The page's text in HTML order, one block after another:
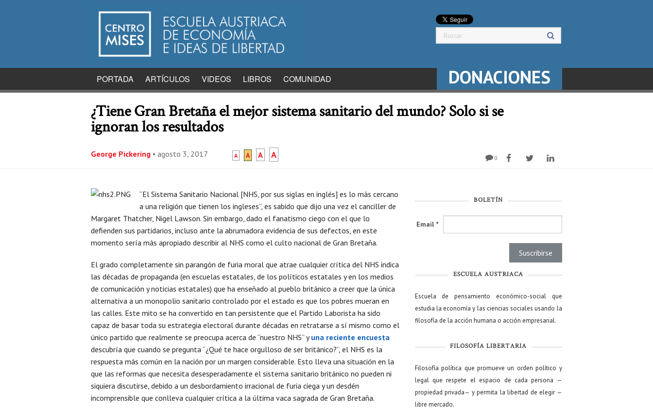
PORTADA ARTÍCULOS VIDEOS LIBROS COMUNIDAD DONACIONES
¿Tiene Gran Bretaña el mejor sistema sanitario del mundo? Solo si se
ignoran los resultados
George Pickering • agosto 3, 2017 A A A A 0
“El Sistema Sanitario Nacional [NHS, por sus siglas en inglés] es lo más cercano
a una religión que tienen los ingleses”, es sabido que dijo una vez el canciller de
Margaret Thatcher, Nigel Lawson. Sin embargo, dado el fanatismo ciego con el que lo
defienden sus partidarios, incluso ante la abrumadora evidencia de sus defectos, en este
momento sería más apropiado describir al NHS como el culto nacional de Gran Bretaña.
El grado completamente sin parangón de furia moral que atrae cualquier crítica del NHS indica
las décadas de propaganda (en escuelas estatales, de los políticos estatales y en los medios
de comunicación y noticias estatales) que ha enseñado al pueblo británico a creer que la única
alternativa a un monopolio sanitario controlado por el estado es que los pobres mueran en
las calles. Este mito se ha convertido en tan persistente que el Partido Laborista ha sido
capaz de basar toda su estrategia electoral durante décadas en retratarse a sí mismo como el
único partido que realmente se preocupa acerca de “nuestro NHS” yuna reciente encuesta
descubría que cuando se pregunta “¿Qué te hace orgulloso de ser británico?”, el NHS es la
respuesta más común en la nación por un margen considerable. Esto lleva una situación en la
que las reformas que necesita desesperadamente el sistema sanitario británico no pueden ni
siquiera discutirse, debido a un desbordamiento irracional de furia ciega y un desdén
incomprensible que conlleva cualquier crítica a la última vaca sagrada de Gran Bretaña.
BOLETÍN
Email *
ESCUELA AUSTRIACA
Escuela de pensamiento económico-social que
estudia la economía y las ciencias sociales usando la
filosofía de la acción humana o acción empresarial.
FILOSOFÍA LIBERTARIA
Filosofía política que promueve un orden político y
legal que respete el espacio de cada persona —
propiedad privada— y permita la libertad de elegir —
libre mercado.